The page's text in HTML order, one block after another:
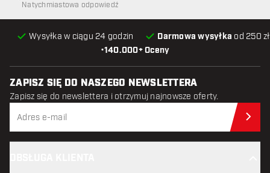
•140.000+ Oceny
Wysyłka w ciągu 24 godzin Darmowa wysyłka od 250
Natychmiastowa odpowiedź
ZAPISZ SIĘ DO NASZEGO NEWSLETTERA
Zapisz się do newslettera i otrzymuj najnowsze oferty.